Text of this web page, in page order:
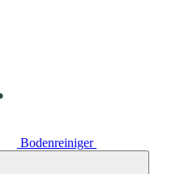
Bodenreiniger